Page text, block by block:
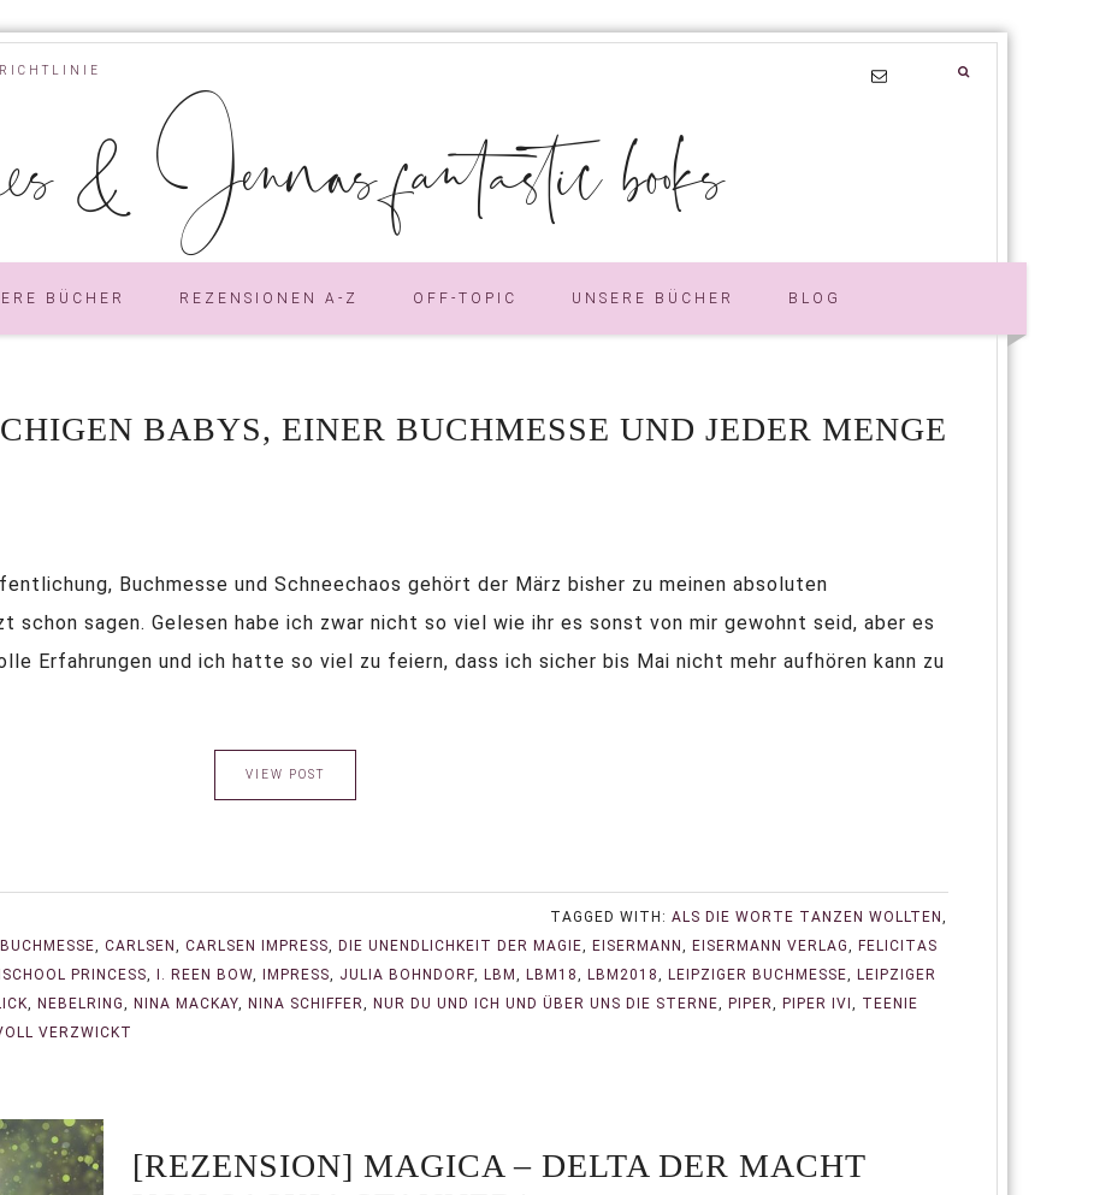
& Jennas fantastic books
BÜCHER REZENSIONEN A-Z OFF-TOPIC UNSERE BÜCHER BLOG
BABYS, EINER BUCHMESSE UND JEDER MENGE
Buchmesse und Schneechaos gehört der März bisher zu meinen absoluten
schon sagen. Gelesen habe ich zwar nicht so viel wie ihr es sonst von mir gewohnt seid, aber es
Erfahrungen und ich hatte so viel zu feiern, dass ich sicher bis Mai nicht mehr aufhören kann zu
VIEW POST
TAGGED WITH:ALS DIE WORTE TANZEN WOLLTEN,
BUCHMESSE, CARLSEN , CARLSEN IMPRESS, DIE UNENDLICHKEIT DER MAGIE, EISERMANN , EISERMANN VERLAG, FELICITAS
PRINCESS, I. REEN BOW, IMPRESS, JULIA BOHNDORF, LBM , LBM18, LBM2018, LEIPZIGER BUCHMESSE, LEIPZIGER
, NEBELRING, NINA MACKAY, NINA SCHIFFER, NUR DU UND ICH UND ÜBER UNS DIE STERNE, PIPER, PIPER IVI , TEENIE
VERZWICKT
[REZENSION] MAGICA – DELTA DER MACHT